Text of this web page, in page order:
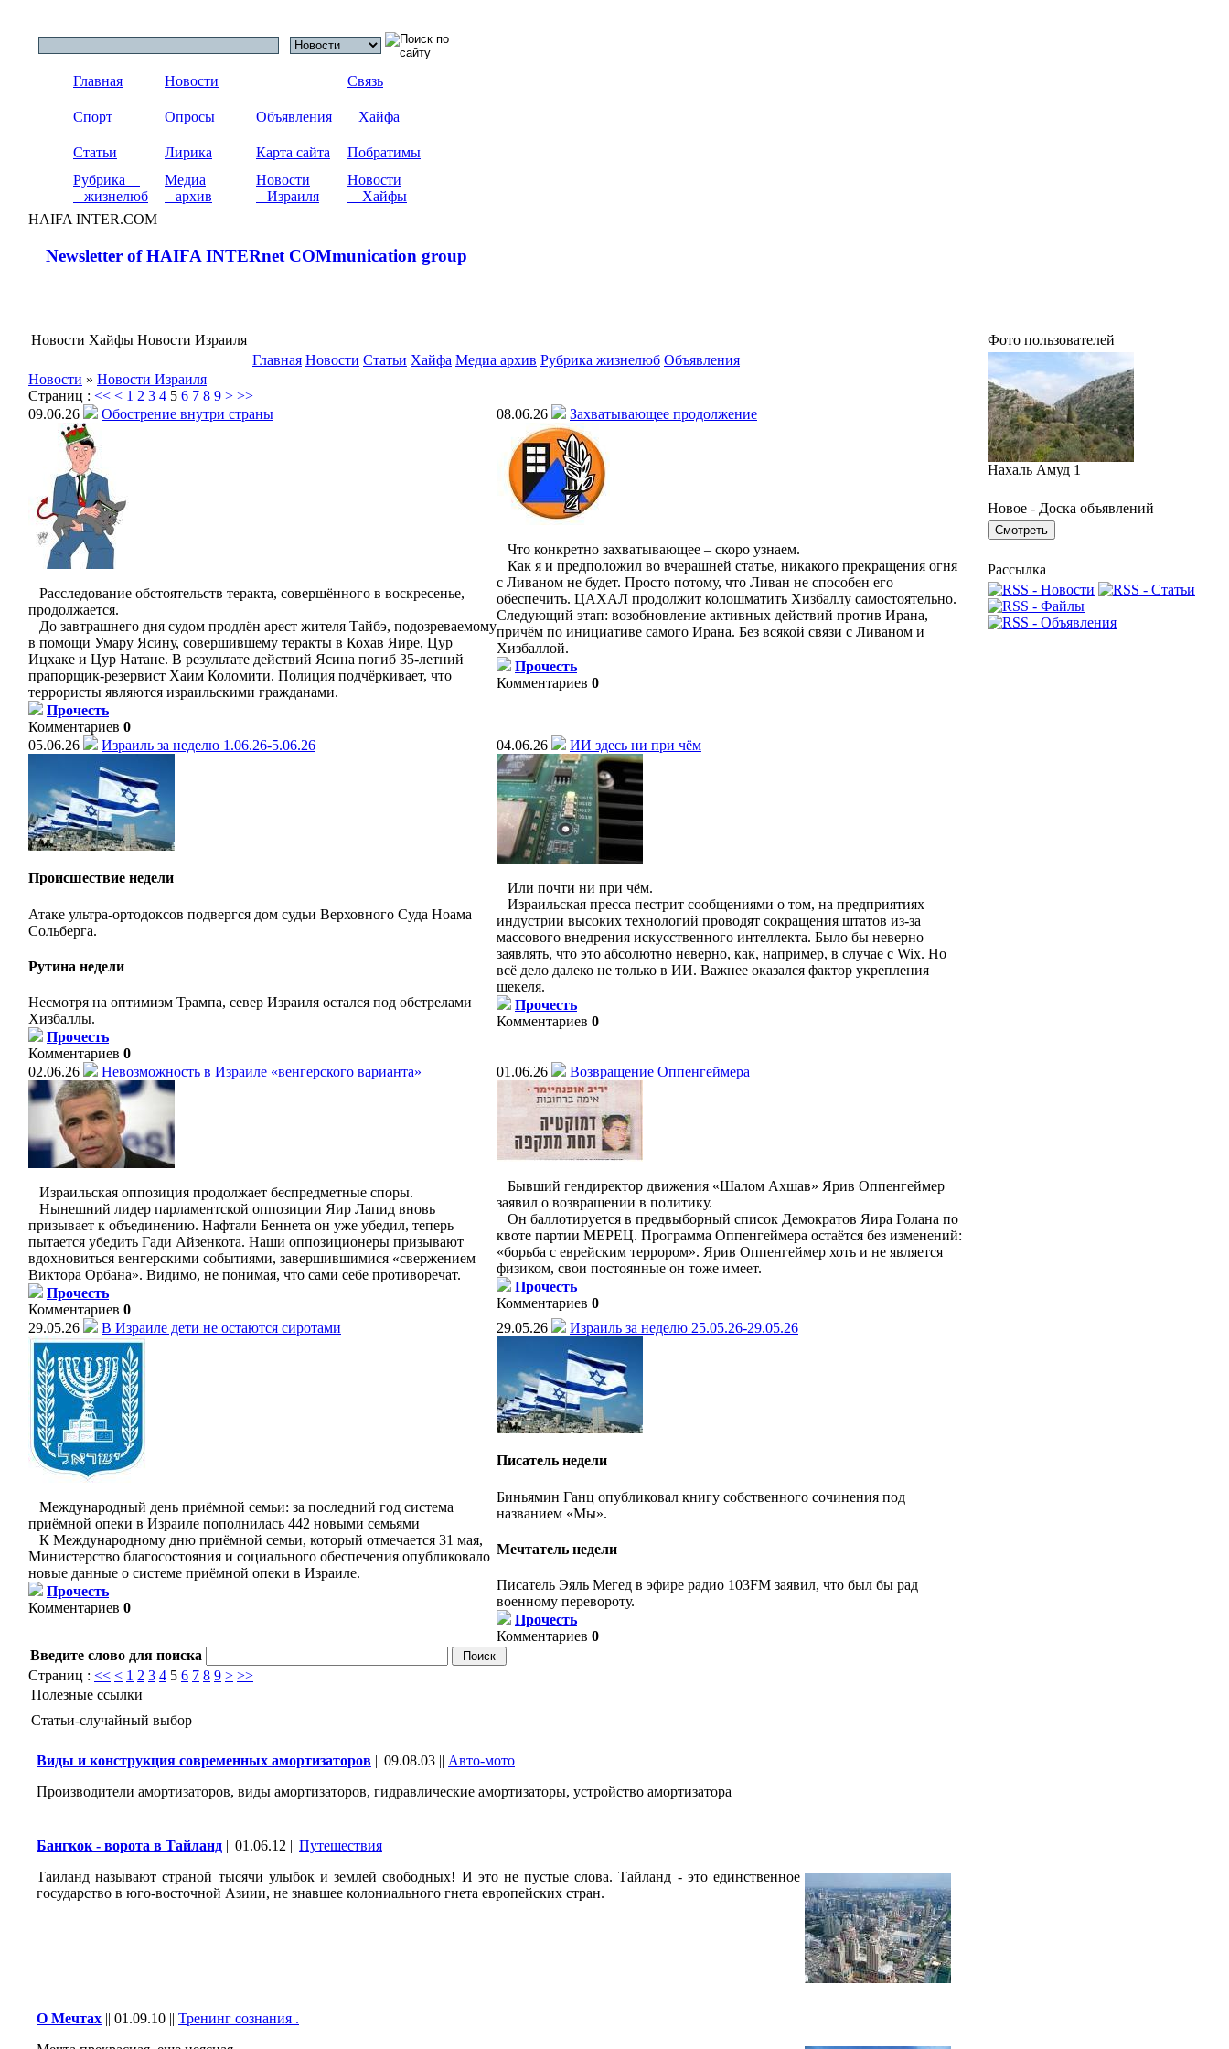
Главная Новости Связь
Спорт Опросы Объявления Хайфа
Статьи Лирика Карта сайта
Побратимы
Рубрика
жизнелюб
Медиа
архив
Новости
Израиля
Новости
Хайфы
HAIFA INTER.COM
Newsletter of HAIFA INTERnet COMmunication group
Новости Хайфы Новости Израиля
Главная Новости Статьи Хайфа Медиа архив Рубрика жизнелюб Объявления
Новости » Новости Израиля
Страниц : << < 1 2 3 4 5 6 7 8 9 > >>
09.06.26
Обострение внутри страны
Расследование обстоятельств теракта, совершённого в воскресенье,
продолжается.
До завтрашнего дня судом продлён арест жителя Тайбэ, подозреваемому
в помощи Умару Ясину, совершившему теракты в Кохав Яире, Цур
Ицхаке и Цур Натане. В результате действий Ясина погиб 35-летний
прапорщик-резервист Хаим Коломити. Полиция подчёркивает, что
террористы являются израильскими гражданами.
Прочесть
Комментариев 0
08.06.26 Захватывающее продолжение
Что конкретно захватывающее – скоро узнаем.
Как я и предположил во вчерашней статье, никакого прекращения огня
с Ливаном не будет. Просто потому, что Ливан не способен его
обеспечить. ЦАХАЛ продолжит колошматить Хизбаллу самостоятельно.
Следующий этап: возобновление активных действий против Ирана,
причём по инициативе самого Ирана. Без всякой связи с Ливаном и
Хизбаллой.
Прочесть
Комментариев 0
05.06.26 Израиль за неделю 1.06.26-5.06.26
Происшествие недели
Атаке ультра-ортодоксов подвергся дом судьи Верховного Суда Ноама
Сольберга.
Рутина недели
Несмотря на оптимизм Трампа, север Израиля остался под обстрелами
Хизбаллы.
Прочесть
Комментариев 0
04.06.26 ИИ здесь ни при чём
Или почти ни при чём.
Израильская пресса пестрит сообщениями о том, на предприятиях
индустрии высоких технологий проводят сокращения штатов из-за
массового внедрения искусственного интеллекта. Было бы неверно
заявлять, что это абсолютно неверно, как, например, в случае с Wix. Но
всё дело далеко не только в ИИ. Важнее оказался фактор укрепления
шекеля.
Прочесть
Комментариев 0
02.06.26 Невозможность в Израиле «венгерского варианта»
Израильская оппозиция продолжает беспредметные споры.
Нынешний лидер парламентской оппозиции Яир Лапид вновь
призывает к объединению. Нафтали Беннета он уже убедил, теперь
пытается убедить Гади Айзенкота. Наши оппозиционеры призывают
вдохновиться венгерскими событиями, завершившимися «свержением
Виктора Орбана». Видимо, не понимая, что сами себе противоречат.
Прочесть
Комментариев 0
01.06.26 Возвращение Оппенгеймера
Бывший гендиректор движения «Шалом Ахшав» Ярив Оппенгеймер
заявил о возвращении в политику.
Он баллотируется в предвыборный список Демократов Яира Голана по
квоте партии МЕРЕЦ. Программа Оппенгеймера остаётся без изменений:
«борьба с еврейским террором». Ярив Оппенгеймер хоть и не является
физиком, свои постоянные он тоже имеет.
Прочесть
Комментариев 0
29.05.26
В Израиле дети не остаются сиротами
Международный день приёмной семьи: за последний год система
приёмной опеки в Израиле пополнилась 442 новыми семьями
К Международному дню приёмной семьи, который отмечается 31 мая,
Министерство благосостояния и социального обеспечения опубликовало
новые данные о системе приёмной опеки в Израиле.
Прочесть
Комментариев 0
29.05.26 Израиль за неделю 25.05.26-29.05.26
Писатель недели
Биньямин Ганц опубликовал книгу собственного сочинения под
названием «Мы».
Мечтатель недели
Писатель Эяль Мегед в эфире радио 103FM заявил, что был бы рад
военному перевороту.
Прочесть
Комментариев 0
Введите слово для поиска
Страниц : << < 1 2 3 4 5 6 7 8 9 > >>
Полезные ссылки
Статьи-случайный выбор
Виды и конструкция современных амортизаторов || 09.08.03 || Авто-мото
Производители амортизаторов, виды амортизаторов, гидравлические амортизаторы, устройство амортизатора
Бангкок - ворота в Тайланд || 01.06.12 || Путешествия
Таиланд называют страной тысячи улыбок и землей свободных! И это не пустые слова. Тайланд - это единственное
государство в юго-восточной Азиии, не знавшее колониального гнета европейских стран.
О Мечтах || 01.09.10 || Тренинг сознания .
Фото пользователей
Нахаль Амуд 1
Новое - Доска объявлений
Рассылка